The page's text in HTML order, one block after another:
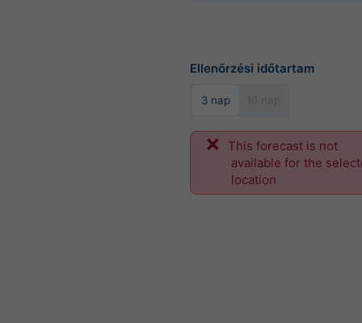
Ellenőrzési időtartam
3 nap
This forecast is not
available for the
location